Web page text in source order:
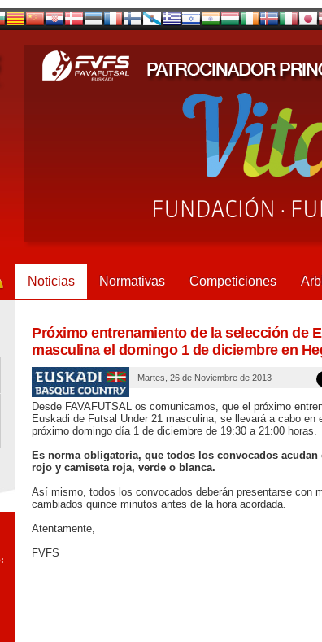
Noticias Normativas Competiciones
Próximo entrenamiento de la selección de
masculina el domingo 1 de diciembre en
Martes, 26 de Noviembre de 2013
Desde FAVAFUTSAL os comunicamos, que el próximo
Euskadi de Futsal Under 21 masculina, se llevará a cabo en
próximo domingo día 1 de diciembre de 19:30 a 21:00 horas.
Es norma obligatoria, que todos los convocados
rojo y camiseta roja, verde o blanca.
Así mismo, todos los convocados deberán presentarse con
cambiados quince minutos antes de la hora acordada.
Atentamente,
FVFS